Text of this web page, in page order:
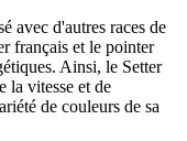
avec d'autres races de
français et le pointer
Ainsi, le Setter
la vitesse et de
de couleurs de sa